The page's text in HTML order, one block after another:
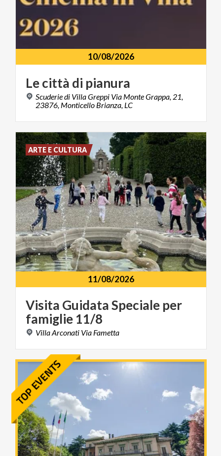
10/08/2026
Lecittà di pianura
Scuderie di Villa Greppi Via Monte Grappa, 21,
23876, Monticello Brianza, LC
11/08/2026
Visita GuidataSpeciale per
famiglie 11/8
VillaArconati Via Fametta
ARTE E CULTURA